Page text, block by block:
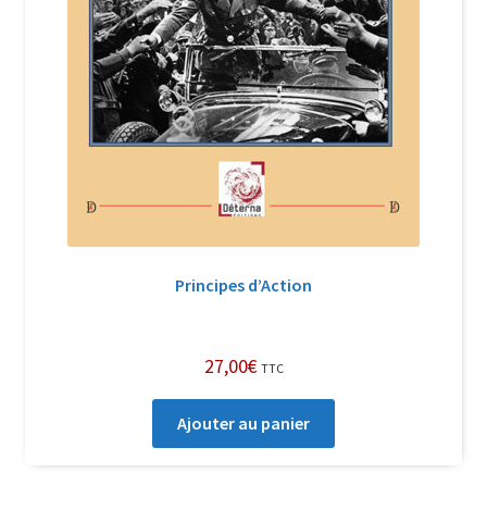
Principes d’Action
27,00€ TTC
Ajouter au panier